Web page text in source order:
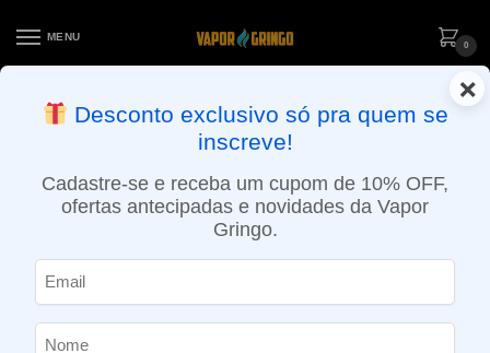
MENU
0
ENTREGA NO MESMO DIA EM SÃO PAULO (SEG A SEX): PEDIDOS
APROVADOS ATÉ 15:30 VIA MOTOBOY
×
Desconto exclusivo só pra quem se
inscreve!
Cadastre-se e receba um cupom de 10% OFF,
ofertas antecipadas e novidades da Vapor
Gringo.